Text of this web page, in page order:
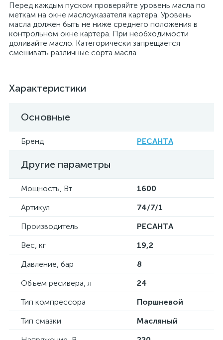
Перед каждым пуском проверяйте уровень масла по
меткам на окне маслоуказателя картера. Уровень
масла должен быть не ниже среднего положения в
контрольном окне картера. При необходимости
доливайте масло. Категорически запрещается
смешивать различные сорта масла.
Характеристики
Основные
Бренд РЕСАНТА
Другие параметры
Мощность, Вт
1600
Артикул
74/7/1
Производитель
РЕСАНТА
Вес, кг
19,2
Давление, бар
8
Объем ресивера, л
24
Тип компрессора
Поршневой
Тип смазки
Масляный